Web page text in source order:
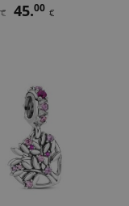
€ 45.00 €